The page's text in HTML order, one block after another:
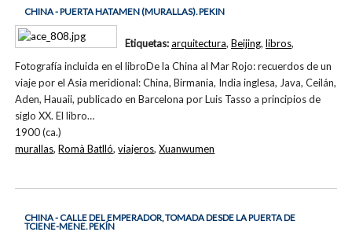
CHINA - PUERTA HATAMEN (MURALLAS). PEKIN
Fotografía incluida en el libroDe la China al Mar Rojo: recuerdos de un
viaje por el Asia meridional: China, Birmania, India inglesa, Java, Ceilán,
Aden, Hauaii, publicado en Barcelona por Luis Tasso a principios de
siglo XX. El libro…
1900 (ca.)
Etiquetas:arquitectura, Beijing, libros,
murallas,Romà Batlló,viajeros,Xuanwumen
CHINA - CALLE DEL EMPERADOR, TOMADA DESDE LA PUERTA DE
TCIENE-MENE. PEKÍN